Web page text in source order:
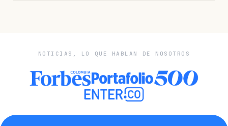
NOTICIAS, LO QUE HABLAN DE NOSOTROS